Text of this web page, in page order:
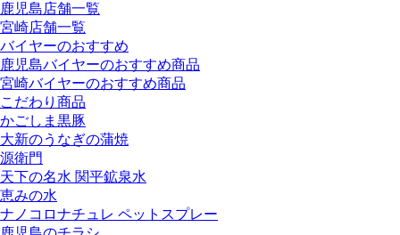
鹿児島店舗一覧
宮崎店舗一覧
バイヤーのおすすめ
鹿児島バイヤーのおすすめ商品
宮崎バイヤーのおすすめ商品
こだわり商品
かごしま黒豚
大新のうなぎの蒲焼
源衛門
天下の名水 関平鉱泉水
恵みの水
ナノコロナチュレ ペットスプレー